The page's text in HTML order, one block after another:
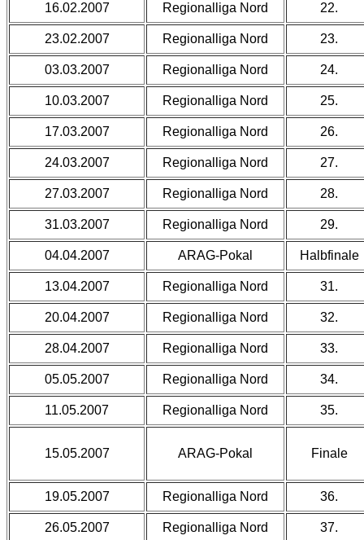
16.02.2007 Regionalliga Nord 22.
23.02.2007 Regionalliga Nord 23.
03.03.2007 Regionalliga Nord 24.
10.03.2007 Regionalliga Nord 25.
17.03.2007 Regionalliga Nord 26.
24.03.2007 Regionalliga Nord 27.
27.03.2007 Regionalliga Nord 28.
31.03.2007 Regionalliga Nord 29.
04.04.2007 ARAG-Pokal Halbfinale
13.04.2007 Regionalliga Nord 31.
20.04.2007 Regionalliga Nord 32.
28.04.2007 Regionalliga Nord 33.
05.05.2007 Regionalliga Nord 34.
11.05.2007 Regionalliga Nord 35.
15.05.2007 ARAG-Pokal Finale
19.05.2007 Regionalliga Nord 36.
26.05.2007 Regionalliga Nord 37.